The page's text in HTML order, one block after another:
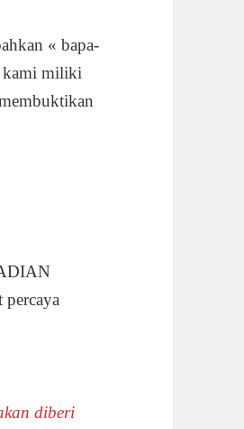
« bapa-
kami miliki
diberi